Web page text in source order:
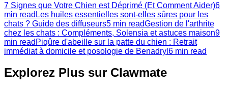
7 Signes que Votre Chien est Déprimé (Et Comment Aider)6
min read Les huiles essentielles sont-elles sûres pour les
chats ? Guide des diffuseurs5 min readGestion de l'arthrite
chez les chats : Compléments, Solensia et astuces maison9
min read Piqûre d'abeille sur la patte du chien : Retrait
immédiat à domicile et posologie de Benadryl 6 min read
Explorez Plus sur Clawmate